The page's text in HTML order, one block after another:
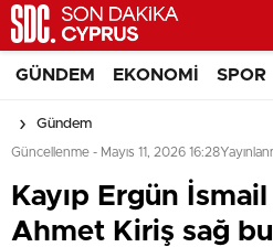
GÜNDEM EKONOMI SPOR
Gündem
Güncellenme - Mayıs 11, 2026 16:28
Kayıp Ergün
Ahmet Kiriş sağ